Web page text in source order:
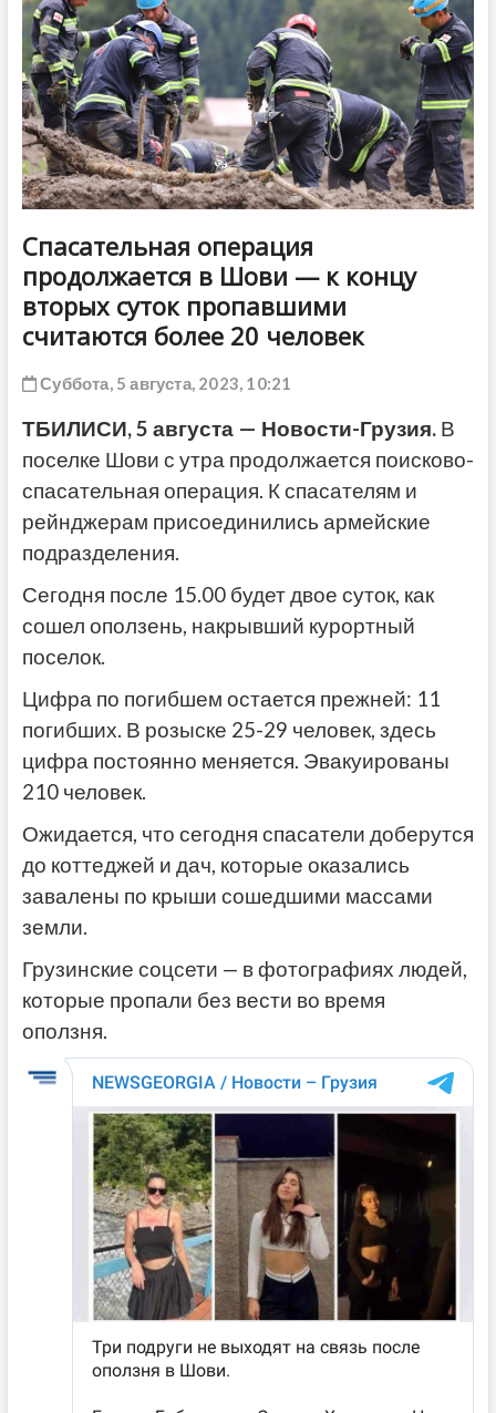
Спасательная операция
продолжается в Шови — к концу
вторых суток пропавшими
считаются более 20 человек
Суббота, 5 августа, 2023, 10:21
ТБИЛИСИ, 5 августа — Новости-Грузия. В
поселке Шови с утра продолжается поисково-
спасательная операция. К спасателям и
рейнджерам присоединились армейские
подразделения.
Сегодня после 15.00 будет двое суток, как
сошел оползень, накрывший курортный
поселок.
Цифра по погибшем остается прежней: 11
погибших. В розыске 25-29 человек, здесь
цифра постоянно меняется. Эвакуированы
210 человек.
Ожидается, что сегодня спасатели доберутся
до коттеджей и дач, которые оказались
завалены по крыши сошедшими массами
земли.
Грузинские соцсети — в фотографиях людей,
которые пропали без вести во время
оползня.